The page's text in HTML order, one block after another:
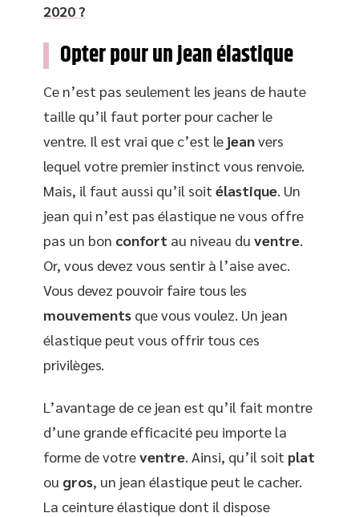
2020 ?
Opter pour un jean élastique
Ce n’est pas seulement les jeans de haute
taille qu’il faut porter pour cacher le
ventre. Il est vrai que c’est le jeanvers
lequel votre premier instinct vous renvoie.
Mais, il faut aussi qu’il soit élastique. Un
jean qui n’est pas élastique ne vous offre
pas un bon confort au niveau du ventre.
Or, vous devez vous sentir à l’aise avec.
Vous devez pouvoir faire tous les
mouvements que vous voulez. Un jean
élastique peut vous offrir tous ces
privilèges.
L’avantage de ce jean est qu’il fait montre
d’une grande efficacité peu importe la
forme de votreventre. Ainsi, qu’il soit plat
ou gros, un jean élastique peut le cacher.
La ceinture élastique dont il dispose